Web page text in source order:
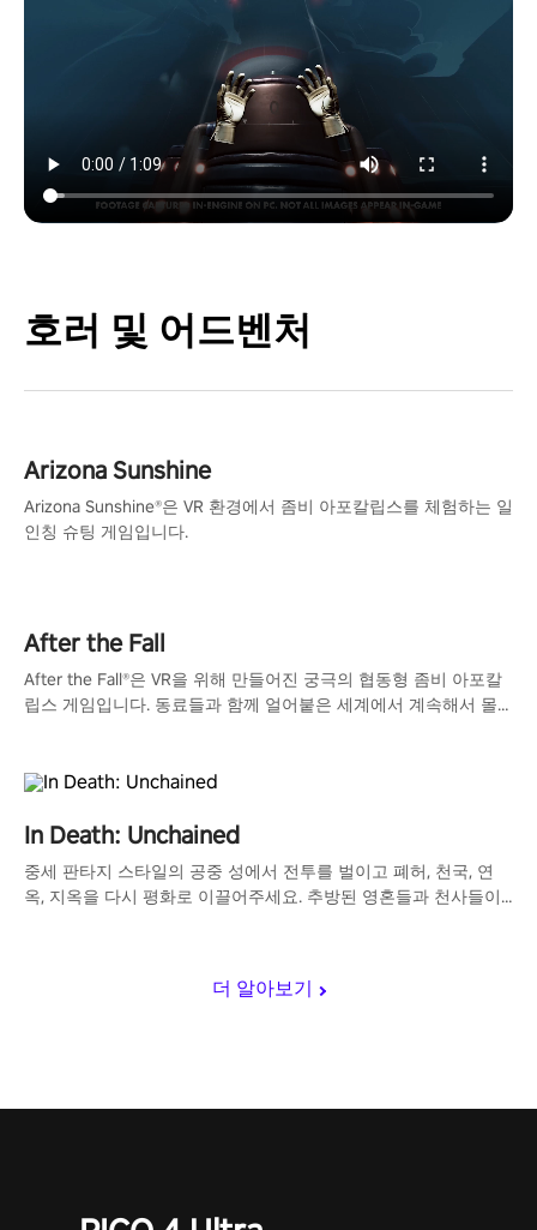
호러 및 어드벤처
더 알아보기
Arizona Sunshine
Arizona Sunshine®은 VR 환경에서 좀비 아포칼립스를 체험하는 일
인칭 슈팅 게임입니다.
After the Fall
After the Fall®은 VR을 위해 만들어진 궁극의 협동형 좀비 아포칼
립스 게임입니다. 동료들과 함께 얼어붙은 세계에서 계속해서 몰
In Death: Unchained
중세 판타지 스타일의 공중 성에서 전투를 벌이고 폐허, 천국, 연
옥, 지옥을 다시 평화로 이끌어주세요. 추방된 영혼들과 천사들이